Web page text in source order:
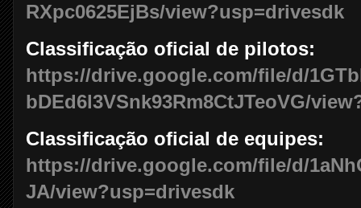
RXpc0625EjBs/view?usp=drivesdk
Classificação oficial de pilotos:
https://drive.google.com/file/d/
bDEd6l3VSnk93Rm8CtJTeoVG/
Classificação oficial de equipes:
https://drive.google.com/file/d/
JA/view?usp=drivesdk